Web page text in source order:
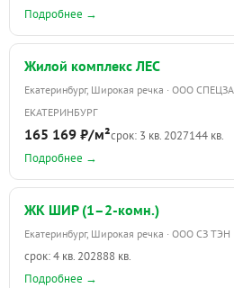
Подробнее →
Жилой комплекс ЛЕС
Екатеринбург, Широкая речка · ООО
ЕКАТЕРИНБУРГ
165 169 ₽/м²срок: 3 кв. 2027144 кв.
Подробнее →
ЖК ШИР (1–2-комн.)
Екатеринбург, Широкая речка · ООО СЗ
срок: 4 кв. 202888 кв.
Подробнее →